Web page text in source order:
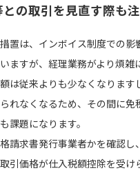
の取引を見直す際も
置は、インボイス制度での影
ますが、経理業務がより煩雑
は従来よりも少なくなります
れなくなるため、その間に免
課題になります。
請求書発行事業者かを確認し
引価格が仕入税額控除を受け